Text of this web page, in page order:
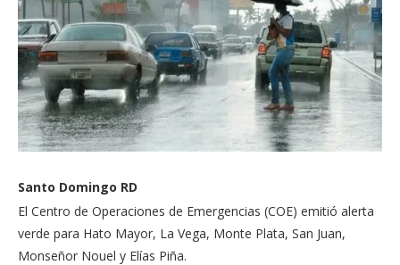
Santo Domingo RD
El Centro de Operaciones de Emergencias (COE) emitió alerta
verde para Hato Mayor, La Vega, Monte Plata, San Juan,
Monseñor Nouel y Elías Piña.